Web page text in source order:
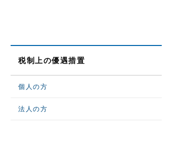
税制上の優遇措置
個人の方
法人の方